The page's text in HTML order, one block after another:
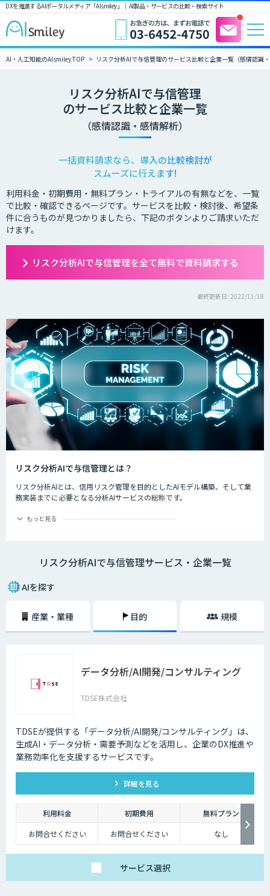
DXを推進するAIポータルメディア「AIsmiley」｜ AI製品・サービスの比較・検索サイト
AI・人工知能のAIsmiley TOP リスク分析AIで与信管理のサービス比較と企業一覧（感情認識
リスク分析AIで与信管理
のサービス比較と企業一覧
（感情認識・感情解析）
一括資料請求なら、導入の比較検討が
スムーズに行えます!
利用料金・初期費用・無料プラン・トライアルの有無などを、一覧
で比較・確認できるページです。サービスを比較・検討後、希望条
件に合うものが見つかりましたら、下記のボタンよりご請求いただ
けます。
リスク分析AIで与信管理を全て無料で資料請求する
最終更新日: 2022/11/18
リスク分析AIで与信管理とは？
リスク分析AIとは、信用リスク管理を目的としたAIモデル構築、そして業
務実装までに必要となる分析AIサービスの総称です。
ディープラーニングなど新しいAI技術が登場する今、金融業界では規制や
にフィットした独自性のあるAIモデルで信用リスク管理を行う態勢が求め
リスク分析は、データに基づいて自動的に判断するだけでは実際に利用す
る新しいAI技術の研究が進んでいます。今後、与信審査など社会の重要な
もっと見る
リスク分析AIで与信管理サービス・企業一覧
AIを探す
産業・業種 目的 規模
データ分析/AI開発/コンサルティング
TDSE株式会社
TDSEが提供する「データ分析/AI開発/コンサルティング」は、
生成AI・データ分析・需要予測などを活用し、企業のDX推進や
業務効率化を支援するサービスです。
詳細を見る
利用料金 初期費用
無料プラン
お問合せください
お問合せください なし
サービス選択